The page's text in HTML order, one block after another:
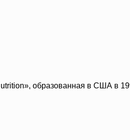
образованная в США в